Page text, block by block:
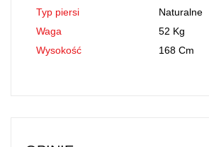
Typ piersi
Naturalne
Waga
52 Kg
Wysokość
168 Cm